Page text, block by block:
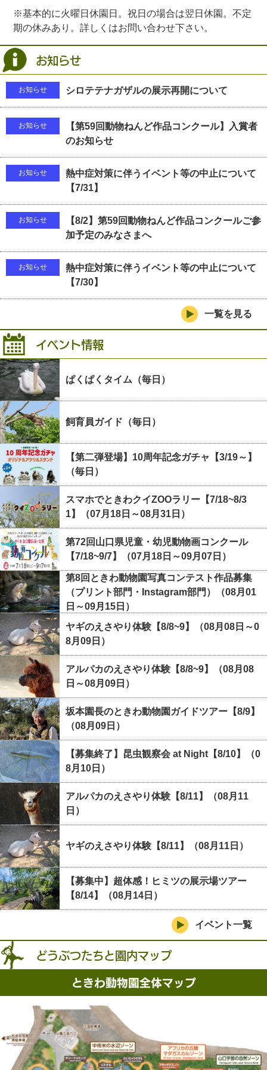
※基本的に火曜日休園日。祝日の場合は翌日休園。不定
期の休みあり。詳しくはお問い合わせ下さい。
お知らせ
お知らせ シロテテナガザルの展示再開について
お知らせ
【第59回動物ねんど作品コンクール】入賞者
のお知らせ
お知らせ
熱中症対策に伴うイベント等の中止について
【7/31】
お知らせ
【8/2】第59回動物ねんど作品コンクールご参
加予定のみなさまへ
お知らせ
熱中症対策に伴うイベント等の中止について
【7/30】
一覧を見る
イベント情報
ぱくぱくタイム（毎日）
飼育員ガイド（毎日）
【第二弾登場】10周年記念ガチャ【3/19～】
（毎日）
スマホでときわクイZOOラリー【7/18~8/3
1】（07月18日～08月31日）
第72回山口県児童・幼児動物画コンクール
【7/18~9/7】（07月18日～09月07日）
第8回ときわ動物園写真コンテスト作品募集
（プリント部門・Instagram部門）（08月01
日～09月15日）
ヤギのえさやり体験【8/8~9】（08月08日～0
8月09日）
アルパカのえさやり体験【8/8~9】（08月08
日～08月09日）
坂本園長のときわ動物園ガイドツアー【8/9】
（08月09日）
【募集終了】昆虫観察会 at Night【8/10】（0
8月10日）
アルパカのえさやり体験【8/11】（08月11
日）
ヤギのえさやり体験【8/11】（08月11日）
【募集中】超体感！ヒミツの展示場ツアー
【8/14】（08月14日）
イベント一覧
どうぶつたちと園内マップ
ときわ動物園全体マップ